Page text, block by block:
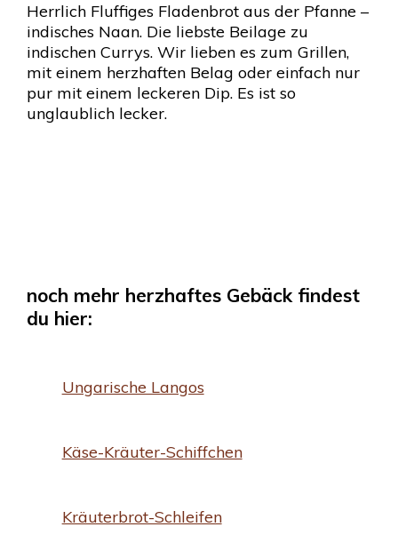
Herrlich Fluffiges Fladenbrot aus der Pfanne –
indisches Naan. Die liebste Beilage zu
indischen Currys. Wir lieben es zum Grillen,
mit einem herzhaften Belag oder einfach nur
pur mit einem leckeren Dip. Es ist so
unglaublich lecker.
noch mehr herzhaftes Gebäck findest
du hier:
Ungarische Langos
Käse-Kräuter-Schiffchen
Kräuterbrot-Schleifen